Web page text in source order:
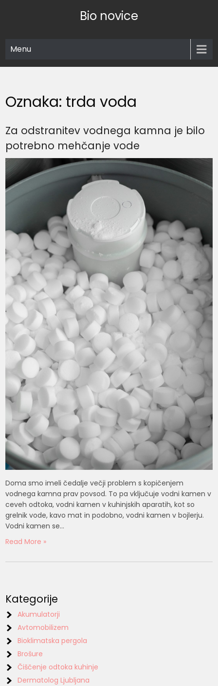
Bio novice
Menu
Oznaka: trda voda
Za odstranitev vodnega kamna je bilo
potrebno mehčanje vode
Doma smo imeli čedalje večji problem s kopičenjem
vodnega kamna prav povsod. To pa vključuje vodni kamen v
ceveh odtoka, vodni kamen v kuhinjskih aparatih, kot so
grelnik vode, kavo mat in podobno, vodni kamen v bojlerju.
Vodni kamen se…
Read More »
Kategorije
Akumulatorji
Avtomobilizem
Bioklimatska pergola
Brošure
Čiščenje odtoka kuhinje
Dermatolog Ljubljana